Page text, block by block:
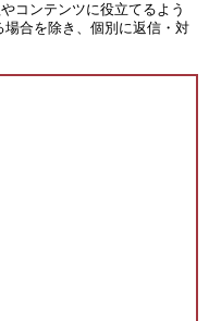
コンテンツに役立てるよう
合を除き、個別に返信・対